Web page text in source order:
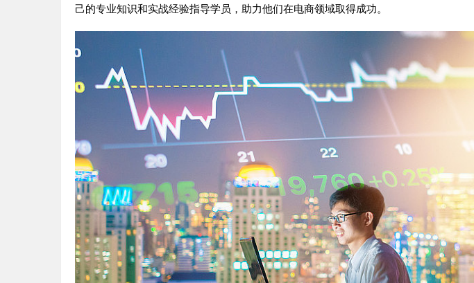
己的专业知识和实战经验指导学员，助力他们在电商领域取得成功。